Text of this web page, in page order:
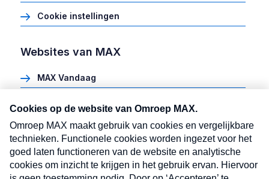
Cookie instellingen
Websites van MAX
MAX Vandaag
Meldpunt Actueel
MAX vakantieman
MAX Meeting Point